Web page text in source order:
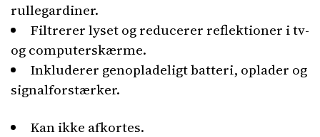
rullegardiner.
Filtrerer lyset og reducerer reflektioner i tv-
og computerskærme.
Inkluderer genopladeligt batteri, oplader og
signalforstærker.
Kan ikke afkortes.